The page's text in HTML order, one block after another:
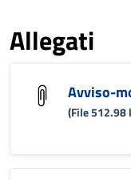
Allegati
Avviso-
(File 512.98